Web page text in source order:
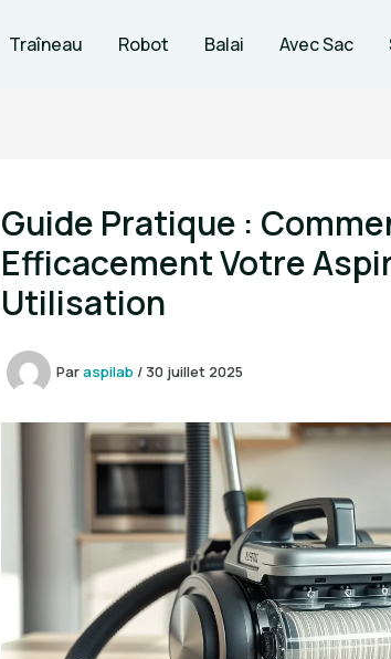
Traîneau Robot Balai Avec Sac
Guide Pratique :
Efficacement Votre
Utilisation
Paraspilab / 30 juillet 2025